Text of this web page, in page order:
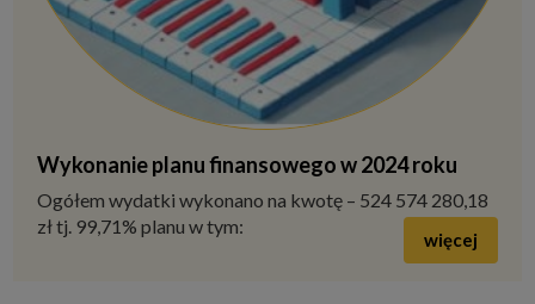
Wykonanie planu finansowego w 2024 roku
Ogółem wydatki wykonano na kwotę – 524 574 280,18
zł tj. 99,71% planu w tym:
więcej